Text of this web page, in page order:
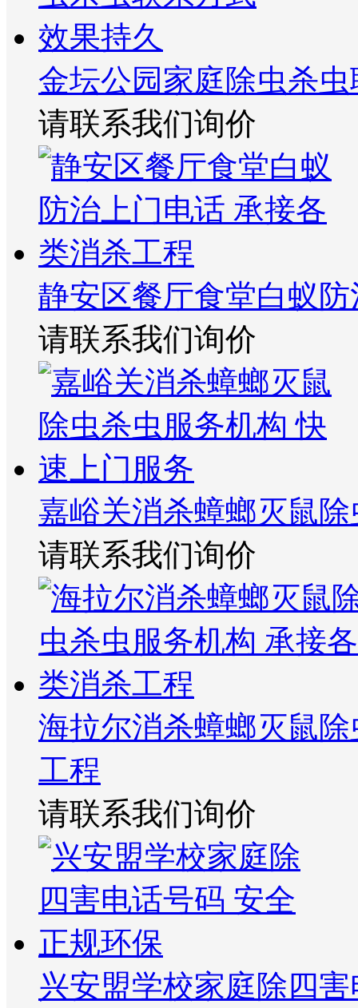
金坛公园家庭除虫杀
请联系我们询价
静安区餐厅食堂白蚁
请联系我们询价
嘉峪关消杀蟑螂灭鼠
请联系我们询价
海拉尔消杀蟑螂灭鼠
工程
请联系我们询价
兴安盟学校家庭除四